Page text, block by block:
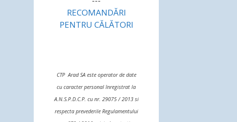
RECOMANDĂRI
PENTRU CĂLĂTORI
CTP Arad SA este operator de date
cu caracter personal înregistrat la
A.N.S.P.D.C.P. cu nr. 29075 / 2013 si
respecta prevederile Regulamentului